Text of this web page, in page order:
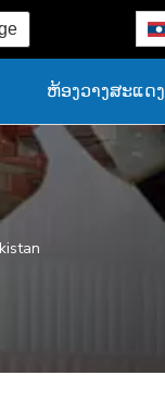
ຫ້ອງວາງສະແດງ